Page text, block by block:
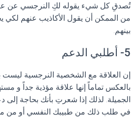
تُصدقِ كل شيء يقوله لكِ النرجسي عن
من الممكن أن يقول الأكاذيب عنهم لكي
بينهم.
5- أطلبي الدعم
إن العلاقة مع الشخصية النرجسية ليست
بالعكس تماماً إنها علاقة مؤذية جداً و
الجميلة. لذلك إذا شعرتِ بأنك بحاجة إلى
في طلب ذلك من طبيبك النفسي أو من